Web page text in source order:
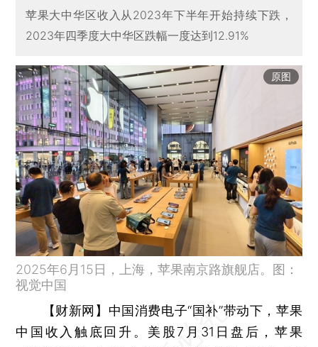
苹果大中华区收入从2023年下半年开始持续下跌，
2023年四季度大中华区跌幅一度达到12.91%
原图
2025年6月15日，上海，苹果南京路旗舰店。图：
视觉中国
【财新网】 中国消费电子“国补”带动下，苹果
中国收入触底回升。美股7月31日盘后，苹果